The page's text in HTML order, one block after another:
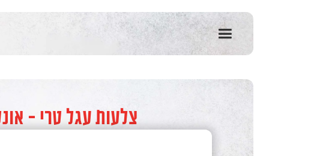
צלעות עגל טרי -